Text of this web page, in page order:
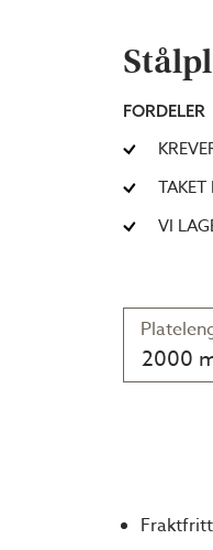
FORDELER
TAKET
VI
2000